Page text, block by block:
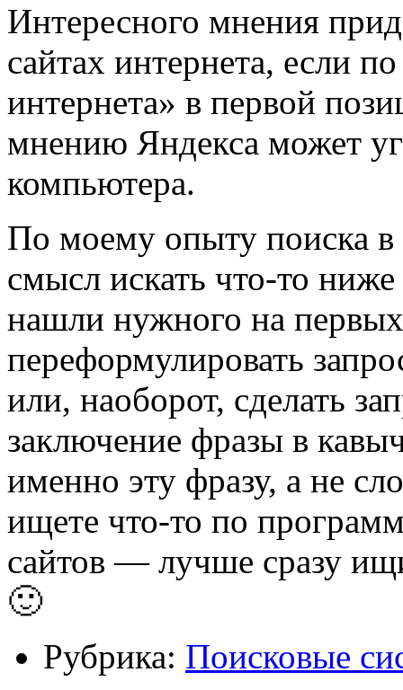
Интересного мнения
сайтах интернета, если
интернета» в первой
мнению Яндекса может
компьютера.
По моему опыту поиска в
смысл искать что-то
нашли нужного на
переформулировать
или, наоборот, сделать
заключение фразы в
именно эту фразу, а не
ищете что-то по
сайтов — лучше сразу
🙂
Рубрика: Поисковые